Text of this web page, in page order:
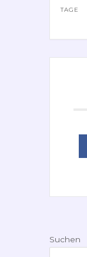
TAGE
Suchen